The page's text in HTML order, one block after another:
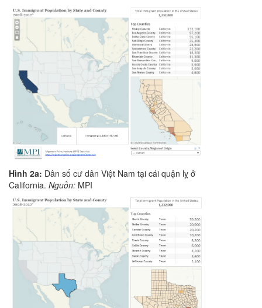
Hình 2a: Dân số cư dân Việt Nam tại cái quận lỵ ở
California. Nguồn: MPI